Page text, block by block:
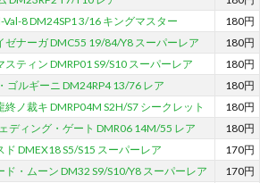
Val-8 DM24SP1 3/16 キングマスター
180円
ゼナーガ DMC55 19/84/Y8 スーパーレア
180円
スティン DMRP01 S9/S10 スーパーレア
180円
ゴルギーニ DM24RP4 13/76 レア
180円
終ノ裁キ DMRP04M S2H/S7 シークレット
180円
ディング・ゲート DMR06 14M/55 レア
180円
ド DMEX18 S5/S15 スーパーレア
170円
ド・ムーン DM32 S9/S10/Y8 スーパーレア
170円